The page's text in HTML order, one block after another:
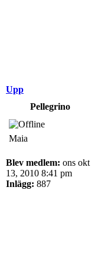
Upp
Pellegrino
Maia
Blev medlem: ons okt
13, 2010 8:41 pm
Inlägg: 887